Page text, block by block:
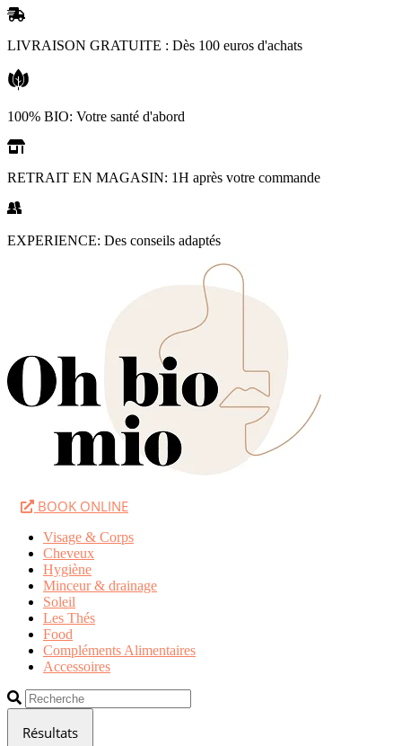
Aller
contenu
LIVRAISON GRATUITE : Dès 100 euros d'achats
100% BIO: Votre santé d'abord
RETRAIT EN MAGASIN: 1H après votre commande
EXPERIENCE: Des conseils adaptés
BOOK ONLINE
Visage & Corps
Cheveux
Hygiène
Minceur & drainage
Soleil
Les Thés
Food
Compléments Alimentaires
Accessoires
Search
...
Résultats